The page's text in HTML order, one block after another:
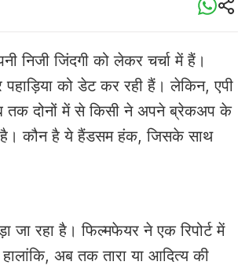
निजी जिंदगी को लेकर चर्चा में हैं।
पहाड़िया को डेट कर रही हैं। लेकिन, एपी
तक दोनों में से किसी ने अपने ब्रेकअप के
है। कौन है ये हैंडसम हंक, जिसके साथ
जा रहा है। फिल्मफेयर ने एक रिपोर्ट में
अब तक तारा या आदित्य की